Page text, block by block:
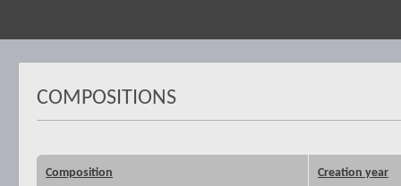
COMPOSITIONS
Composition Creation year